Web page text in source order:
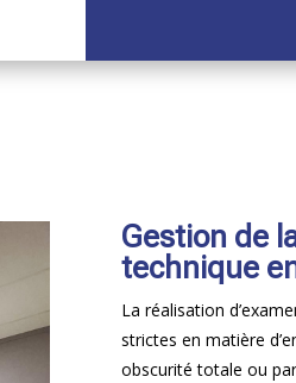
Gestion de
technique
La réalisation
strictes en matière
obscurité totale ou